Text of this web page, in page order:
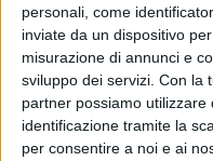
personali, come
inviate da un dispositivo
misurazione di annunci e
sviluppo dei servizi. Con la
partner possiamo
identificazione tramite la
per consentire a noi e ai